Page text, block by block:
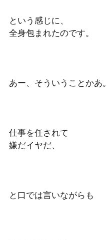
という感じに、
全身包まれたのです。
あー、そういうことかあ。
仕事を任されて
嫌だイヤだ、
と口では言いながらも